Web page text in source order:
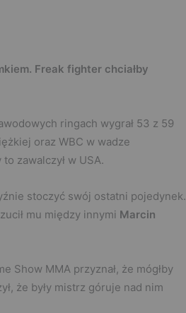
Freak fighter chciałby
ringach wygrał 53 z 59
oraz WBC w wadze
zawalczył w USA.
stoczyć swój ostatni pojedynek.
mu między innymi Marcin
Show MMA przyznał, że mógłby
że były mistrz góruje nad nim